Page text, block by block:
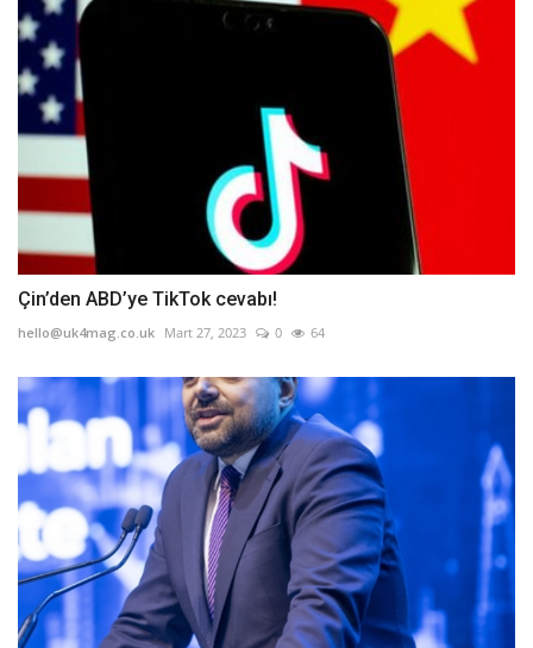
Çin’den ABD’ye TikTok cevabı!
hello@uk4mag.co.uk Mart 27, 2023 0 64